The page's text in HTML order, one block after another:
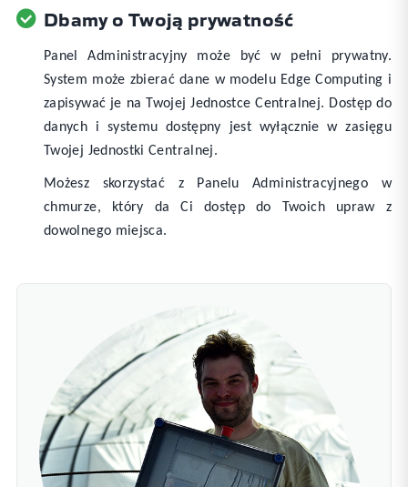
Dbamy o Twoją prywatność
Panel Administracyjny może być w pełni prywatny.
System może zbierać dane w modelu Edge Computing i
zapisywać je na Twojej Jednostce Centralnej. Dostęp do
danych i systemu dostępny jest wyłącznie w zasięgu
Twojej Jednostki Centralnej.
Możesz skorzystać z Panelu Administracyjnego w
chmurze, który da Ci dostęp do Twoich upraw z
dowolnego miejsca.